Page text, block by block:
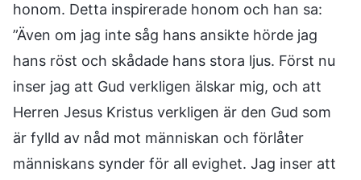
honom. Detta inspirerade honom och han sa:
”Även om jag inte såg hans ansikte hörde jag
hans röst och skådade hans stora ljus. Först nu
inser jag att Gud verkligen älskar mig, och att
Herren Jesus Kristus verkligen är den Gud som
är fylld av nåd mot människan och förlåter
människans synder för all evighet. Jag inser att